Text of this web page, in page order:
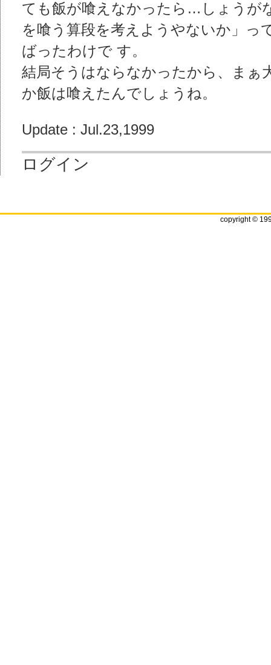
ても飯が喰えなかったら…しょうが
を喰う算段を考えようやないか」っ
ばったわけで す。
結局そうはならなかったから、まぁ
か飯は喰えたんでしょうね。
Update : Jul.23,1999
ログイン
copyright ©